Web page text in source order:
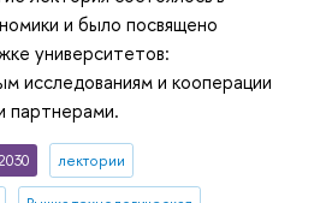
и было посвящено
университетов:
исследованиям и кооперации
партнерами.
лектории